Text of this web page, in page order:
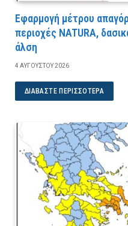
Εφαρμογή μέτρου
περιοχές NATURA,
άλση
4 ΑΥΓΟΎΣΤΟΥ 2026
ΔΙΑΒΆΣΤΕ ΠΕΡΙΣΣΌΤΕΡΑ